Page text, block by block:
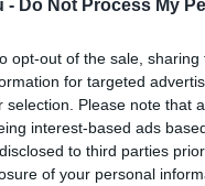
- Do Not Process My
opt-out of the sale,
for targeted
selection. Please note that
interest-based ads
to third parties
of your personal
volt,
L Lapszemle